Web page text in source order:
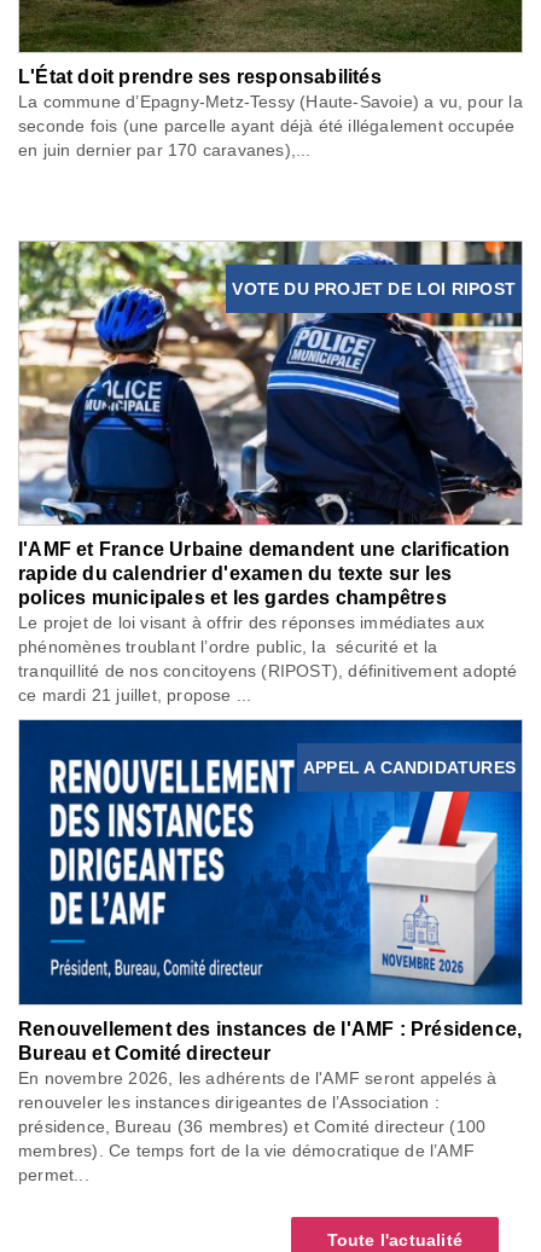
L'État doit prendre ses responsabilités
La commune d’Epagny-Metz-Tessy (Haute-Savoie) a vu, pour la
seconde fois (une parcelle ayant déjà été illégalement occupée
en juin dernier par 170 caravanes),...
VOTE DU PROJET DE LOI RIPOST
l'AMF et France Urbaine demandent une clarification
rapide du calendrier d'examen du texte sur les
polices municipales et les gardes champêtres
Le projet de loi visant à offrir des réponses immédiates aux
phénomènes troublant l’ordre public, la sécurité et la
tranquillité de nos concitoyens (RIPOST), définitivement adopté
ce mardi 21 juillet, propose ...
APPEL A CANDIDATURES
Renouvellement des instances de l'AMF : Présidence,
Bureau et Comité directeur
En novembre 2026, les adhérents de l'AMF seront appelés à
renouveler les instances dirigeantes de l’Association :
présidence, Bureau (36 membres) et Comité directeur (100
membres). Ce temps fort de la vie démocratique de l’AMF
permet...
Toute l'actualité